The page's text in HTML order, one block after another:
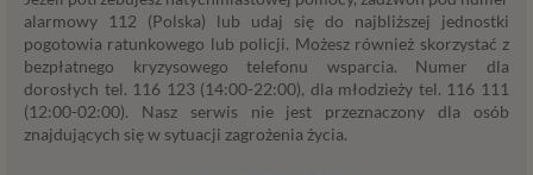
alarmowy 112 (Polska) lub udaj się do najbliższej jednostki
pogotowia ratunkowego lub policji. Możesz również skorzystać z
bezpłatnego kryzysowego telefonu wsparcia. Numer dla
dorosłych tel. 116 123 (14:00-22:00), dla młodzieży tel. 116 111
(12:00-02:00). Nasz serwis nie jest przeznaczony dla osób
znajdujących się w sytuacji zagrożenia życia.
technologiach (np. local storage) instalowanych przez nas
lub naszych Zaufanych Partnerów na naszych stronach i
urządzeniach, których używasz podczas korzystania z
naszych usług.